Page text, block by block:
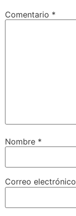
Comentario *
Nombre *
Correo electrónico